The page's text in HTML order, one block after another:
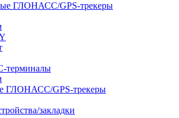
ГЛОНАСС/GPS-трекеры
ГЛОНАСС/GPS-трекеры
закладки